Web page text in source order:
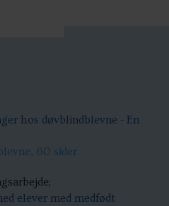
hos døvblindblevne - En
60 sider
elever med medfødt